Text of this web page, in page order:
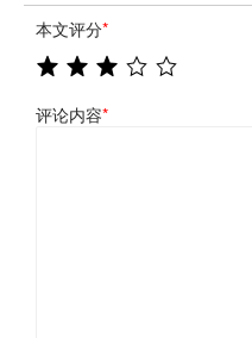
本文评分*
评论内容*